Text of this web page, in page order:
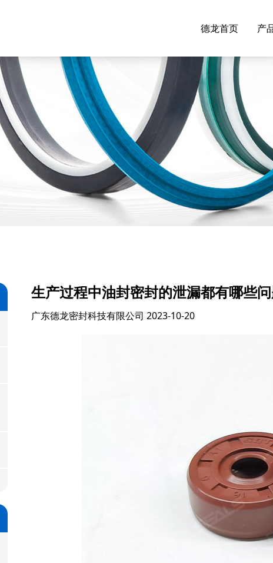
德龙首页 产
生产过程中油封密封的泄漏都有哪些
广东德龙密封科技有限公司 2023-10-20